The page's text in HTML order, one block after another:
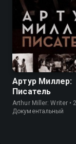
Артур Миллер:
Писатель
Arthur Miller: Writer •
Документальный